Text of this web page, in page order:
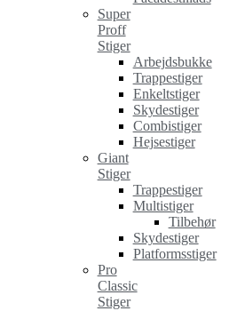
Super
Proff
Stiger
Arbejdsbukke
Trappestiger
Enkeltstiger
Skydestiger
Combistiger
Hejsestiger
Giant
Stiger
Trappestiger
Multistiger
Tilbehør
Skydestiger
Platformsstiger
Pro
Classic
Stiger